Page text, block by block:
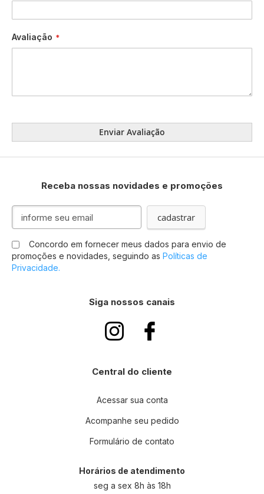
Avaliação
Enviar Avaliação
Receba nossas novidades e promoções
Inscreva-
nossa
Newsletter:
cadastrar
Concordo em fornecer meus dados para envio de
promoções e novidades, seguindo as Políticas de
Privacidade.
Siga nossos canais
Central do cliente
Acessar sua conta
Acompanhe seu pedido
Formulário de contato
Horários de atendimento
seg a sex 8h às 18h